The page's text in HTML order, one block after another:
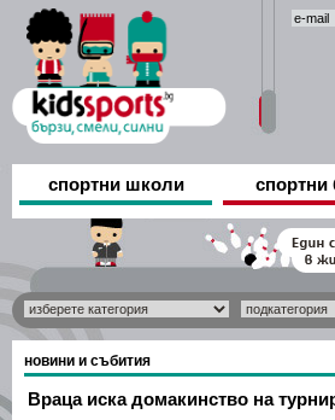
спортни школи спортни
новини и събития
Враца иска домакинство на